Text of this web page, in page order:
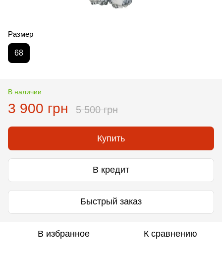
Размер
68
В наличии
3 900 грн 5 500 грн
Купить
В кредит
Быстрый заказ
В избранное К сравнению